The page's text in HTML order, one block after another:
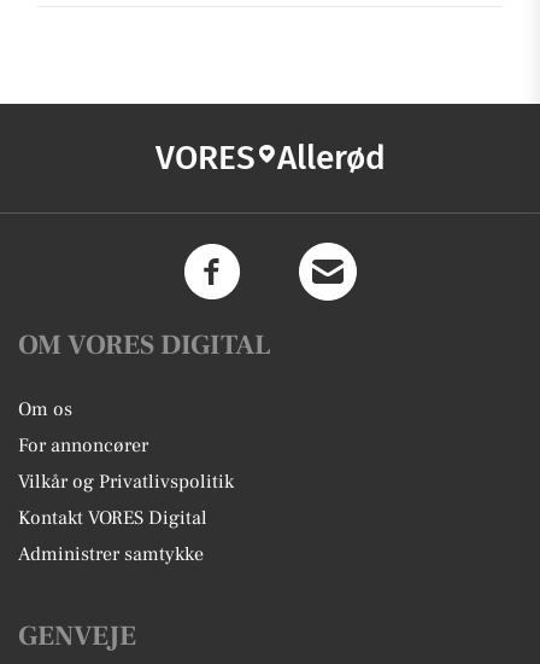
VORES Allerød
OM VORES DIGITAL
Om os
For annoncører
Vilkår og Privatlivspolitik
Kontakt VORES Digital
Administrer samtykke
GENVEJE